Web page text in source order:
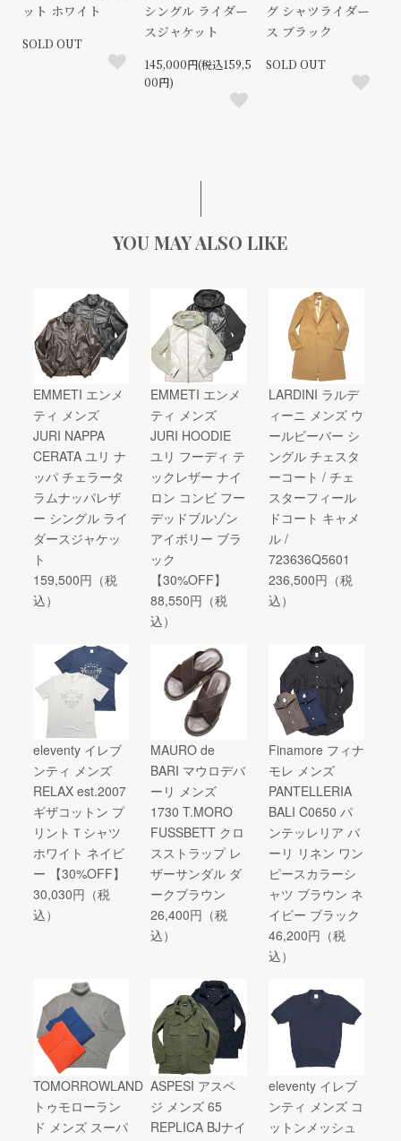
ット ホワイト
SOLD OUT
シングル ライダー
スジャケット
145,000円(税込159,5
00円)
グ シャツライダー
ス ブラック
SOLD OUT
YOU MAY ALSO LIKE
EMMETI エンメ
ティ メンズ
JURI NAPPA
CERATA ユリ ナ
ッパ チェラータ
ラムナッパレザ
ー シングル ライ
ダースジャケッ
ト
159,500円（税
込）
EMMETI エンメ
ティ メンズ
JURI HOODIE
ユリ フーディ テ
ックレザー ナイ
ロン コンビ フー
デッドブルゾン
アイボリー ブラ
ック
【30%OFF】
88,550円（税
込）
LARDINI ラルデ
ィーニ メンズ ウ
ールビーバー シ
ングル チェスタ
ーコート / チェ
スターフィール
ドコート キャメ
ル /
723636Q5601
236,500円（税
込）
eleventy イレブ
ンティ メンズ
RELAX est.2007
ギザコットン プ
リントＴシャツ
ホワイト ネイビ
ー 【30%OFF】
30,030円（税
込）
MAURO de
BARI マウロデバ
ーリ メンズ
1730 T.MORO
FUSSBETT クロ
スストラップ レ
ザーサンダル ダ
ークブラウン
26,400円（税
込）
Finamore フィナ
モレ メンズ
PANTELLERIA
BALI C0650 パ
ンテッレリア バ
ーリ リネン ワン
ピースカラーシ
ャツ ブラウン ネ
イビー ブラック
46,200円（税
込）
TOMORROWLAND
トゥモローラン
ド メンズ スーパ
ASPESI アスペ
ジ メンズ 65
REPLICA BJナイ
eleventy イレブ
ンティ メンズ コ
ットンメッシュ